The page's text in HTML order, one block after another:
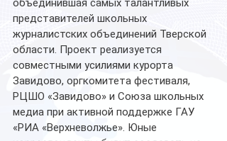
объединившая самых талантливых
представителей школьных
журналистских объединений Тверской
области. Проект реализуется
совместными усилиями курорта
Завидово, оргкомитета фестиваля,
РЦШО «Завидово» и Союза школьных
медиа при активной поддержке ГАУ
«РИА «Верхневолжье». Юные